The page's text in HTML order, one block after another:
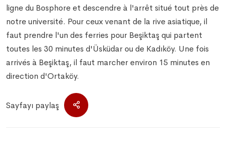
ligne du Bosphore et descendre à l'arrêt situé tout près de
notre université. Pour ceux venant de la rive asiatique, il
faut prendre l'un des ferries pour Beşiktaş qui partent
toutes les 30 minutes d'Üsküdar ou de Kadıköy. Une fois
arrivés à Beşiktaş, il faut marcher environ 15 minutes en
direction d'Ortaköy.
Sayfayı paylaş